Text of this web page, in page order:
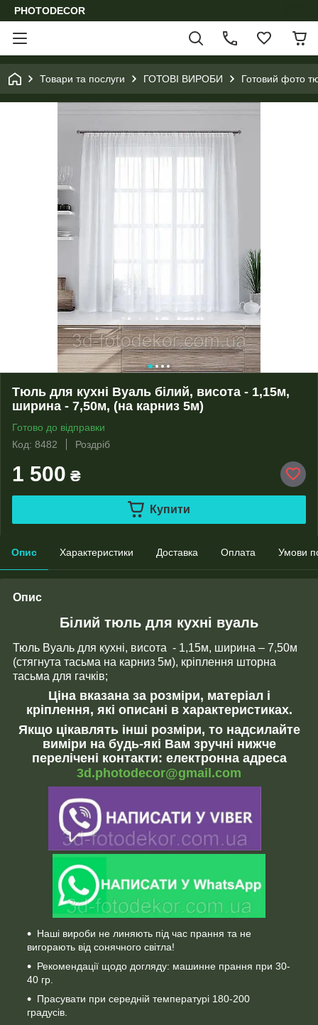
PHOTODECOR
Товари та послуги ГОТОВІ ВИРОБИ Готовий фото
Тюль для кухні Вуаль білий, висота - 1,15м,
ширина - 7,50м, (на карниз 5м)
Готово до відправки
Код: 8482
Роздріб
1 500 ₴
Купити
Опис Характеристики Доставка Оплата Умови
Опис
Білий тюль для кухні вуаль
Тюль Вуаль для кухні, висота - 1,15м, ширина – 7,50м
(стягнута тасьма на карниз 5м), кріплення шторна
тасьма для гачків;
Ціна вказана за розміри, матеріал і
кріплення, які описані в характеристиках.
Якщо цікавлять інші розміри, то надсилайте
виміри на будь-які Вам зручні нижче
перелічені контакти: електронна адреса
3d.photodecor@gmail.com
Наші вироби не линяють під час прання та не
вигорають від сонячного світла!
Рекомендації щодо догляду: машинне прання при 30-
40 гр.
Прасувати при середній температурі 180-200
градусів.